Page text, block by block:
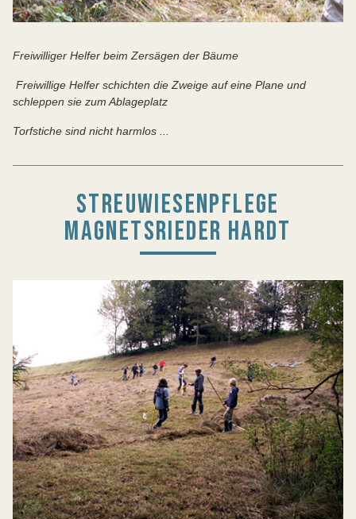
Freiwilliger Helfer beim Zersägen der Bäume
Freiwillige Helfer schichten die Zweige auf eine Plane und
schleppen sie zum Ablageplatz
Torfstiche sind nicht harmlos ...
STREUWIESENPFLEGE
MAGNETSRIEDER HARDT